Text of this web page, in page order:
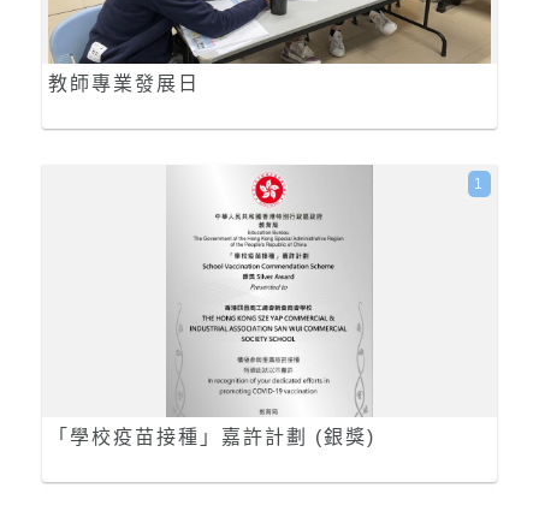
教師專業發展日
「學校疫苗接種」嘉許計劃 (銀獎)
1